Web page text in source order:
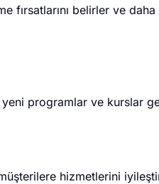
fırsatlarını belirler ve
programlar ve kurslar
hizmetlerini